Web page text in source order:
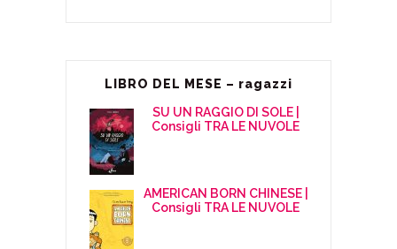
LIBRO DEL MESE – ragazzi
SU UN RAGGIO DI SOLE |
Consigli TRA LE NUVOLE
AMERICAN BORN CHINESE |
Consigli TRA LE NUVOLE